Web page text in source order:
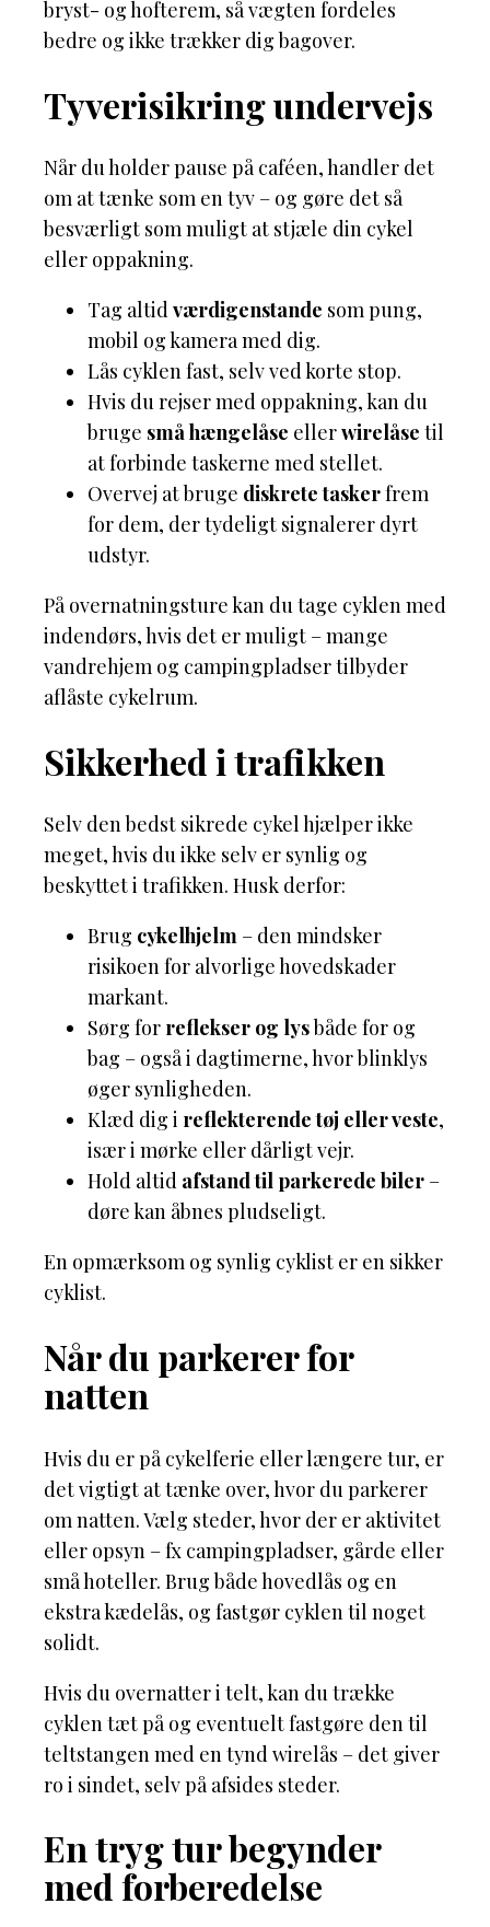
bryst- og hofterem, så vægten fordeles
bedre og ikke trækker dig bagover.
Tyverisikring undervejs
Når du holder pause på caféen, handler det
om at tænke som en tyv – og gøre det så
besværligt som muligt at stjæle din cykel
eller oppakning.
Tag altidværdigenstande som pung,
mobil og kamera med dig.
Lås cyklen fast, selv ved korte stop.
Hvis du rejser med oppakning, kan du
bruge små hængelåse ellerwirelåse til
at forbinde taskerne med stellet.
Overvej at bruge diskrete taskerfrem
for dem, der tydeligt signalerer dyrt
udstyr.
På overnatningsture kan du tage cyklen med
indendørs, hvis det er muligt – mange
vandrehjem og campingpladser tilbyder
aflåste cykelrum.
Sikkerhed i trafikken
Selv den bedst sikrede cykel hjælper ikke
meget, hvis du ikke selv er synlig og
beskyttet i trafikken. Husk derfor:
Brug cykelhjelm – den mindsker
risikoen for alvorlige hovedskader
markant.
Sørg for reflekser og lysbåde for og
bag – også i dagtimerne, hvor blinklys
øger synligheden.
Klæd dig i reflekterende tøj eller veste,
især i mørke eller dårligt vejr.
Hold altid afstand til parkerede biler –
døre kan åbnes pludseligt.
En opmærksom og synlig cyklist er en sikker
cyklist.
Når du parkerer for
natten
Hvis du er på cykelferie eller længere tur, er
det vigtigt at tænke over, hvor du parkerer
om natten. Vælg steder, hvor der er aktivitet
eller opsyn – fx campingpladser, gårde eller
små hoteller. Brug både hovedlås og en
ekstra kædelås, og fastgør cyklen til noget
solidt.
Hvis du overnatter i telt, kan du trække
cyklen tæt på og eventuelt fastgøre den til
teltstangen med en tynd wirelås – det giver
ro i sindet, selv på afsides steder.
En tryg tur begynder
med forberedelse